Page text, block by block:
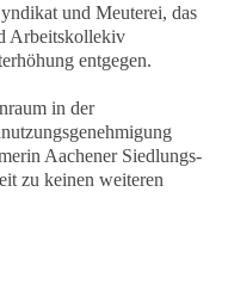
und Meuterei, das
Arbeitskollekiv
entgegen.
in der
Aachener Siedlungs-
zu keinen weiteren